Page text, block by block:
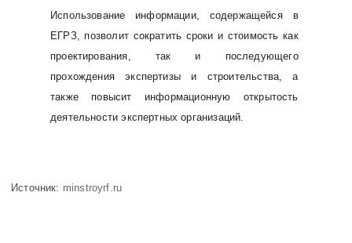
Использование информации, содержащейся в
ЕГРЗ, позволит сократить сроки и стоимость как
проектирования, так и последующего
прохождения экспертизы и строительства, а
также повысит информационную открытость
деятельности экспертных организаций.
Источник: minstroyrf.ru